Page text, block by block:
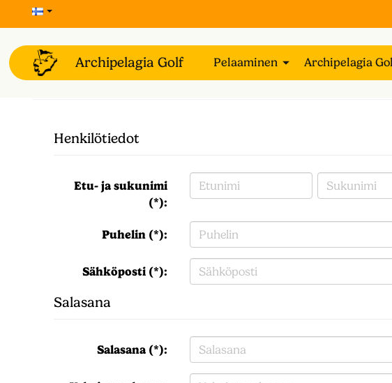
Pelaaminen Archipelagia
Henkilötiedot
Etu- ja sukunimi
(*):
Puhelin (*):
Sähköposti (*):
Salasana
Salasana (*):